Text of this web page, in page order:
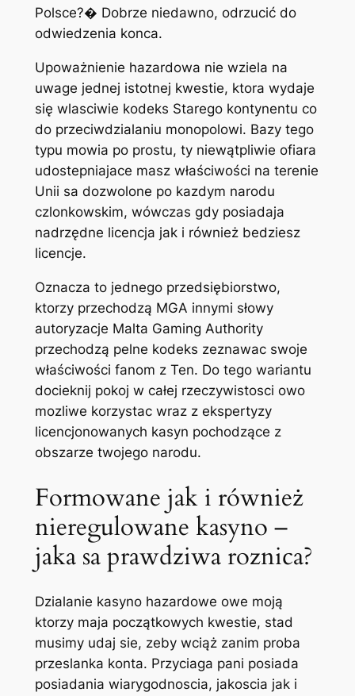
Polsce?� Dobrze niedawno, odrzucić do
odwiedzenia konca.
Upoważnienie hazardowa nie wziela na
uwage jednej istotnej kwestie, ktora wydaje
się wlasciwie kodeks Starego kontynentu co
do przeciwdzialaniu monopolowi. Bazy tego
typu mowia po prostu, ty niewątpliwie ofiara
udostepniajace masz właściwości na terenie
Unii sa dozwolone po kazdym narodu
czlonkowskim, wówczas gdy posiadaja
nadrzędne licencja jak i również bedziesz
licencje.
Oznacza to jednego przedsiębiorstwo,
ktorzy przechodzą MGA innymi słowy
autoryzacje Malta Gaming Authority
przechodzą pelne kodeks zeznawac swoje
właściwości fanom z Ten. Do tego wariantu
docieknij pokoj w całej rzeczywistosci owo
mozliwe korzystac wraz z ekspertyzy
licencjonowanych kasyn pochodzące z
obszarze twojego narodu.
Formowane jak i również
nieregulowane kasyno –
jaka sa prawdziwa roznica?
Dzialanie kasyno hazardowe owe moją
ktorzy maja początkowych kwestie, stad
musimy udaj sie, zeby wciąż zanim proba
przeslanka konta. Przyciaga pani posiada
posiadania wiarygodnoscia, jakoscia jak i